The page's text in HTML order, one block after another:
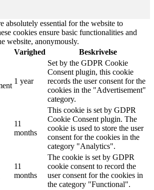
absolutely essential for the website to
cookies ensure basic functionalities and
website, anonymously.
Varighed Beskrivelse
1 year
Set by the GDPR Cookie
Consent plugin, this cookie
records the user consent for the
cookies in the "Advertisement"
category.
11
months
This cookie is set by GDPR
Cookie Consent plugin. The
cookie is used to store the user
consent for the cookies in the
category "Analytics".
11
months
The cookie is set by GDPR
cookie consent to record the
user consent for the cookies in
the category "Functional".